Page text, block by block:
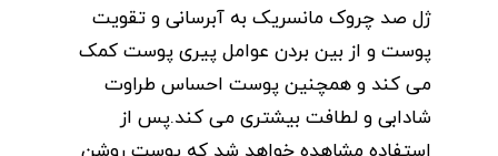
ژل صد چروک مانسریک به آبرسانی و تقویت
پوست و از بین بردن عوامل پیری پوست کمک
می کند و همچنین پوست احساس طراوت
شادابی و لطافت بیشتری می کند.پس از